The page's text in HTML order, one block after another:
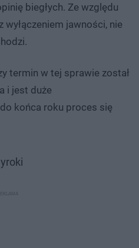
biegłych. Ze względu
wyłączeniem jawności, nie
termin w tej sprawie został
i jest duże
końca roku proces się